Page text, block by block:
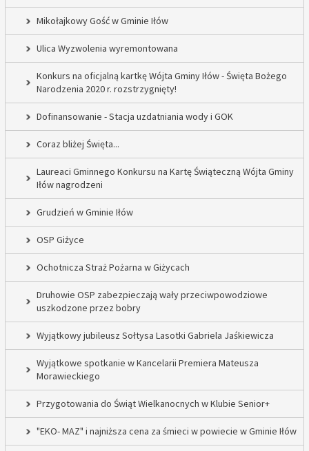
Mikołajkowy Gość w Gminie Iłów
Ulica Wyzwolenia wyremontowana
Konkurs na oficjalną kartkę Wójta Gminy Iłów - Święta Bożego
Narodzenia 2020 r. rozstrzygnięty!
Dofinansowanie - Stacja uzdatniania wody i GOK
Coraz bliżej Święta...
Laureaci Gminnego Konkursu na Kartę Świąteczną Wójta Gminy
Iłów nagrodzeni
Grudzień w Gminie Iłów
OSP Giżyce
Ochotnicza Straż Pożarna w Giżycach
Druhowie OSP zabezpieczają wały przeciwpowodziowe
uszkodzone przez bobry
Wyjątkowy jubileusz Sołtysa Lasotki Gabriela Jaśkiewicza
Wyjątkowe spotkanie w Kancelarii Premiera Mateusza
Morawieckiego
Przygotowania do Świąt Wielkanocnych w Klubie Senior+
"EKO- MAZ" i najniższa cena za śmieci w powiecie w Gminie Iłów